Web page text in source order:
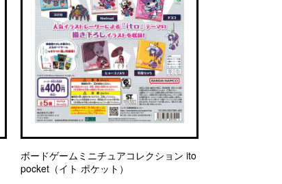
ボードゲームミニチュアコレクション ito
pocket（イト ポケット）